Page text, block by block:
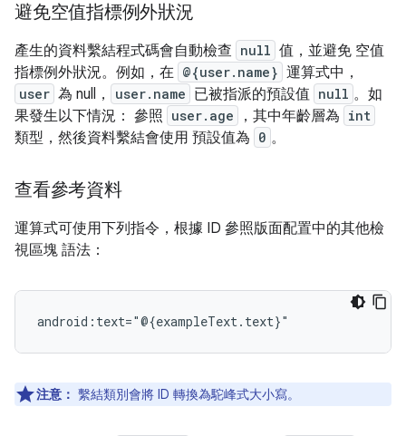
避免空值指標例外狀況
產生的資料繫結程式碼會自動檢查 null 值，並避免 空值
指標例外狀況。例如，在 @{user.name} 運算式中，
user 為 null， user.name 已被指派的預設值 null 。如
果發生以下情況： 參照 user.age ，其中年齡層為 int
類型，然後資料繫結會使用 預設值為 0 。
查看參考資料
運算式可使用下列指令，根據 ID 參照版面配置中的其他檢
視區塊 語法：
注意： 繫結類別會將 ID 轉換為駝峰式大小寫。